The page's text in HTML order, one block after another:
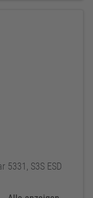
5331, S3S ESD